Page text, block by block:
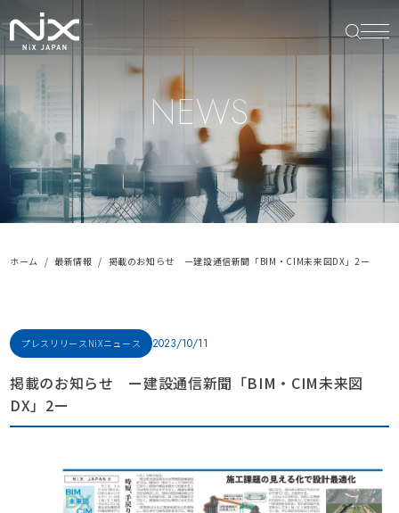
NEWS
ホーム 最新情報 掲載のお知らせ ー建設通信新聞「BIM・CIM未来図DX」2ー
プレスリリース NiXニュース 2023/10/11
掲載のお知らせ ー建設通信新聞「BIM・CIM未来図
DX」2ー